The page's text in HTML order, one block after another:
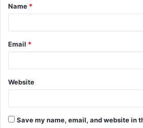
*
Name *
Email *
Website
Save my name, email, and website in